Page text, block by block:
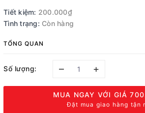
Tiết kiệm: 200.000₫
Tình trạng: Còn hàng
TỔNG QUAN
Số lượng: – +
MUA NGAY VỚI GIÁ
Đặt mua giao hàng tận